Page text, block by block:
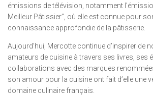
émissions de télévision, notamment
Meilleur Pâtissier”, où elle est connue pour
connaissance approfondie de la pâtisserie.
Aujourd’hui, Mercotte continue d’inspirer de
amateurs de cuisine à travers ses livres, ses
collaborations avec des marques
son amour pour la cuisine ont fait d’elle une
domaine culinaire français.